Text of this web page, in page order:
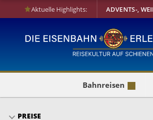
Aktuelle Highlights: ADVENTS-,
Bahnreisen
PREISE